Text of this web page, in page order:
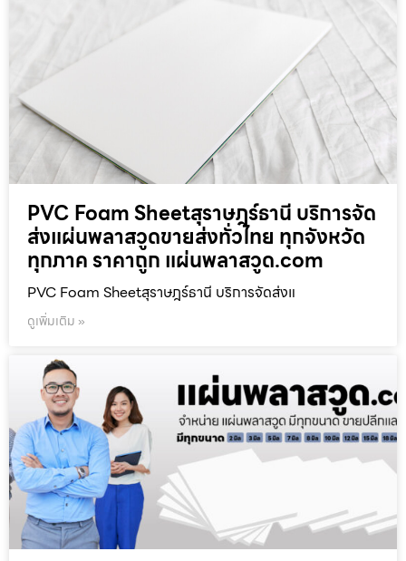
PVC Foam Sheetสุราษฎร์ธานี บริการจัด
ส่งแผ่นพลาสวูดขายส่งทั่วไทย ทุกจังหวัด
ทุกภาค ราคาถูก แผ่นพลาสวูด.com
PVC Foam Sheetสุราษฎร์ธานี บริการจัดส่งแ
ดูเพิ่มเติม »